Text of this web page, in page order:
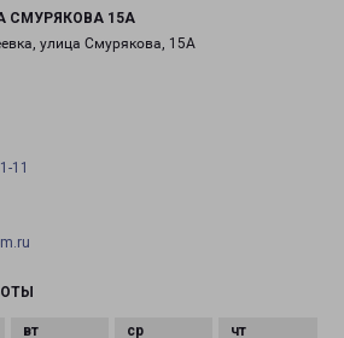
СМУРЯКОВА 15А
улица Смурякова, 15А
11